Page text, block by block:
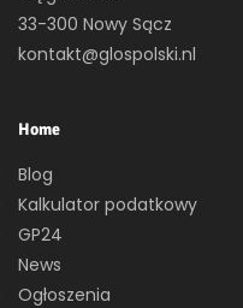
33-300 Nowy Sącz
kontakt@glospolski.nl
Home
Blog
Kalkulator podatkowy
GP24
News
Ogłoszenia